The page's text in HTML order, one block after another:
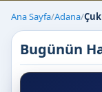
Ana Sayfa/Adana/
Bugünün